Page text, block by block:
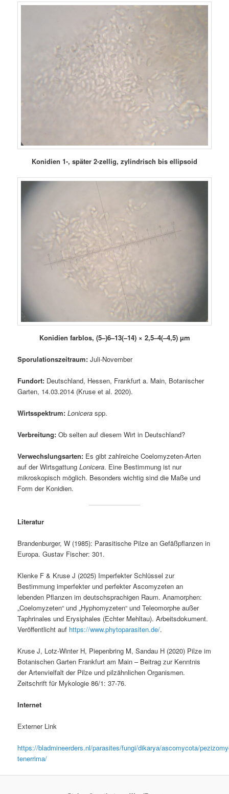
Konidien 1-, später 2-zellig, zylindrisch bis ellipsoid
Konidien farblos, (5–)6–13(–14) × 2,5–4(–4,5) µm
Sporulationszeitraum: Juli-November
Fundort: Deutschland, Hessen, Frankfurt a. Main, Botanischer
Garten, 14.03.2014 (Kruse et al. 2020).
Wirtsspektrum: Lonicera spp.
Verbreitung: Ob selten auf diesem Wirt in Deutschland?
Verwechslungsarten: Es gibt zahlreiche Coelomyzeten-Arten
auf der WirtsgattungLonicera. Eine Bestimmung ist nur
mikroskopisch möglich. Besonders wichtig sind die Maße und
Form der Konidien.
Literatur
Brandenburger, W (1985): Parasitische Pilze an Gefäßpflanzen in
Europa. Gustav Fischer: 301.
Klenke F & Kruse J (2025) Imperfekter Schlüssel zur
Bestimmung imperfekter und perfekter Ascomyzeten an
lebenden Pflanzen im deutschsprachigen Raum. Anamorphen:
„Coelomyzeten“ und „Hyphomyzeten“ und Teleomorphe außer
Taphrinales und Erysiphales (Echter Mehltau). Arbeitsdokument.
Veröffentlicht auf https://www.phytoparasiten.de/.
Kruse J, Lotz-Winter H, Piepenbring M, Sandau H (2020) Pilze im
Botanischen Garten Frankfurt am Main – Beitrag zur Kenntnis
der Artenvielfalt der Pilze und pilzähnlichen Organismen.
Zeitschrift für Mykologie 86/1: 37-76.
Internet
Externer Link
https://bladmineerders.nl/parasites/fungi/dikarya/ascomycota/
tenerrima/